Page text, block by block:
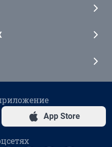
App Store